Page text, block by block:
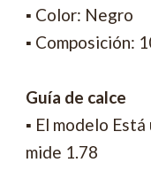
▪ Color: Negro
▪ Composición:
Guía de calce
▪ El modelo
mide 1.78